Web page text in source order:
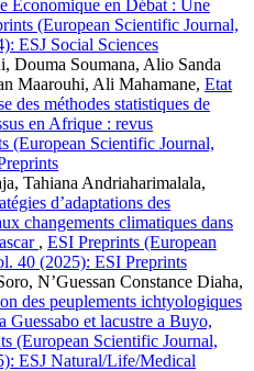
Économique en Débat : Une
(European Scientific Journal,
ESJ Social Sciences
Douma Soumana, Alio Sanda
Maarouhi, Ali Mahamane, Etat
des méthodes statistiques de
en Afrique : revus
(European Scientific Journal,
Tahiana Andriaharimalala,
d’adaptations des
changements climatiques dans
, ESI Preprints (European
40 (2025): ESI Preprints
N’Guessan Constance Diaha,
des peuplements ichtyologiques
Guessabo et lacustre a Buyo,
(European Scientific Journal,
ESJ Natural/Life/Medical